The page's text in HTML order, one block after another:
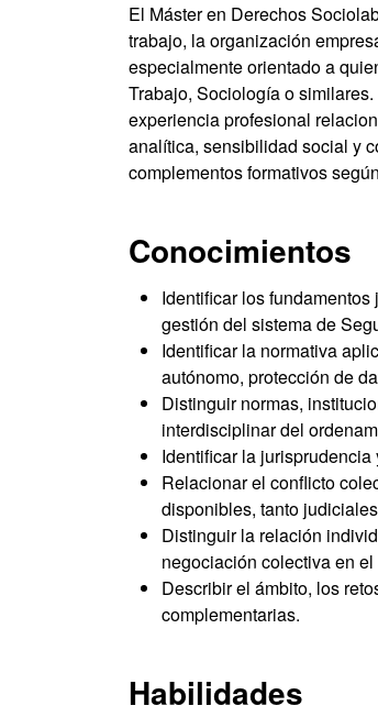
El Máster en Derechos
trabajo, la organización
especialmente orientado a
Trabajo, Sociología o
experiencia profesional
analítica, sensibilidad social y
complementos formativos
Conocimientos
Identificar los
gestión del sistema de
Identificar la normativa
autónomo, protección de
Distinguir normas,
interdisciplinar del
Identificar la
Relacionar el conflicto
disponibles, tanto
Distinguir la relación
negociación colectiva en
Describir el ámbito, los
complementarias.
Habilidades